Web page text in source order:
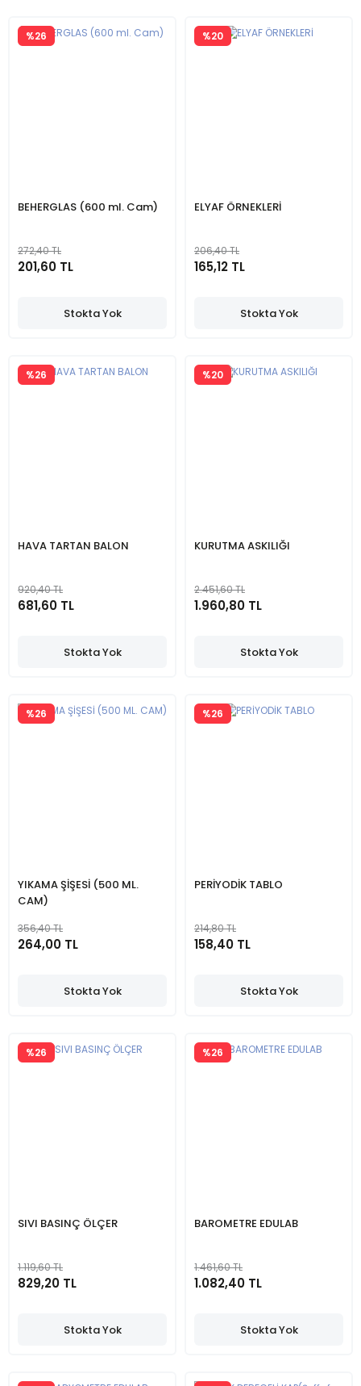
BEHERGLAS (600 ml. Cam)
%26
272,40 TL
201,60 TL
Stokta Yok
ELYAF ÖRNEKLERİ
%20
206,40 TL
165,12 TL
Stokta Yok
HAVA TARTAN BALON
%26
920,40 TL
681,60 TL
Stokta Yok
KURUTMA ASKILIĞI
%20
2.451,60 TL
1.960,80 TL
Stokta Yok
YIKAMA ŞİŞESİ (500 ML.
CAM)
%26
356,40 TL
264,00 TL
Stokta Yok
PERİYODİK TABLO
%26
214,80 TL
158,40 TL
Stokta Yok
SIVI BASINÇ ÖLÇER
%26
1.119,60 TL
829,20 TL
Stokta Yok
BAROMETRE EDULAB
%26
1.461,60 TL
1.082,40 TL
Stokta Yok